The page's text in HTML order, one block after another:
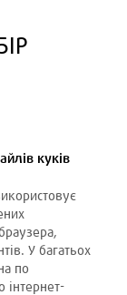
куків
У багатьох
по
інтернет-